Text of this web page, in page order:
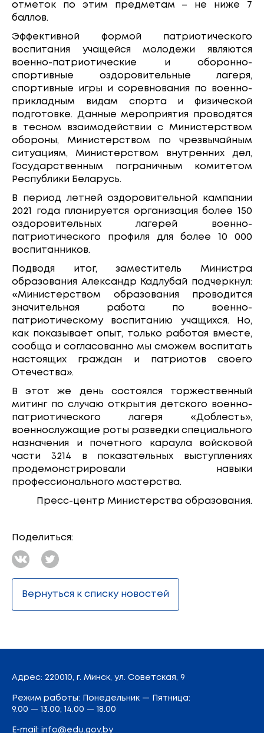
отметок по этим предметам – не ниже 7
баллов.
Эффективной формой патриотического
воспитания учащейся молодежи являются
военно-патриотические и оборонно-
спортивные оздоровительные лагеря,
спортивные игры и соревнования по военно-
прикладным видам спорта и физической
подготовке. Данные мероприятия проводятся
в тесном взаимодействии с Министерством
обороны, Министерством по чрезвычайным
ситуациям, Министерством внутренних дел,
Государственным пограничным комитетом
Республики Беларусь.
В период летней оздоровительной кампании
2021 года планируется организация более 150
оздоровительных лагерей военно-
патриотического профиля для более 10 000
воспитанников.
Подводя итог, заместитель Министра
образования Александр Кадлубай подчеркнул:
«Министерством образования проводится
значительная работа по военно-
патриотическому воспитанию учащихся. Но,
как показывает опыт, только работая вместе,
сообща и согласованно мы сможем воспитать
настоящих граждан и патриотов своего
Отечества».
В этот же день состоялся торжественный
митинг по случаю открытия детского военно-
патриотического лагеря «Доблесть»,
военнослужащие роты разведки специального
назначения и почетного караула войсковой
части 3214 в показательных выступлениях
продемонстрировали навыки
профессионального мастерства.
Пресс-центр Министерства образования.
Поделиться:
Вернуться к списку новостей
Адрес: 220010, г. Минск, ул. Советская, 9
Режим работы: Понедельник — Пятница:
9.00 — 13.00; 14.00 — 18.00
E-mail: info@edu.gov.by